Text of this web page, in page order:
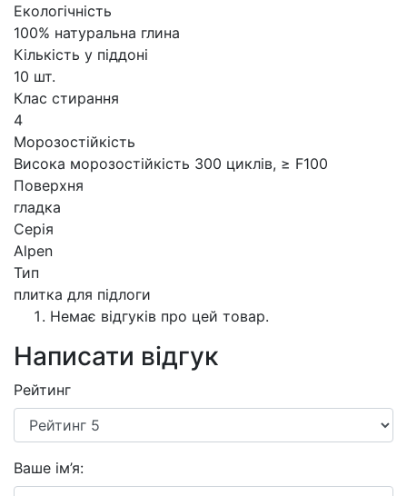
Екологічність
100% натуральна глина
Кількість у піддоні
10 шт.
Клас стирання
4
Морозостійкість
Висока морозостійкість 300 циклів, ≥ F100
Поверхня
гладка
Серія
Alpen
Тип
плитка для підлоги
Немає відгуків про цей товар.
Написати відгук
Рейтинг
Ваше ім’я: